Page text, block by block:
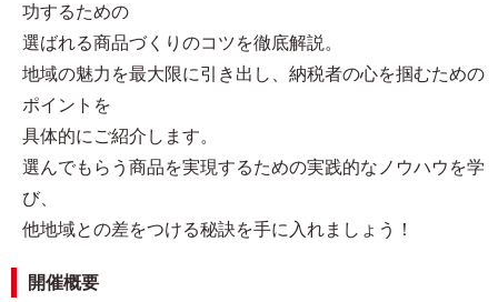
功するための
選ばれる商品づくりのコツを徹底解説。
地域の魅力を最大限に引き出し、納税者の心を掴むための
ポイントを
具体的にご紹介します。
選んでもらう商品を実現するための実践的なノウハウを学
び、
他地域との差をつける秘訣を手に入れましょう！
開催概要